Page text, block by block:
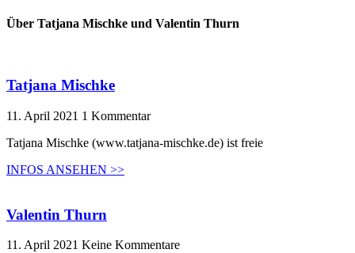
Über Tatjana Mischke und Valentin Thurn
Tatjana Mischke
11. April 2021 1 Kommentar
Tatjana Mischke (www.tatjana-mischke.de) ist freie
INFOS ANSEHEN >>
Valentin Thurn
11. April 2021 Keine Kommentare